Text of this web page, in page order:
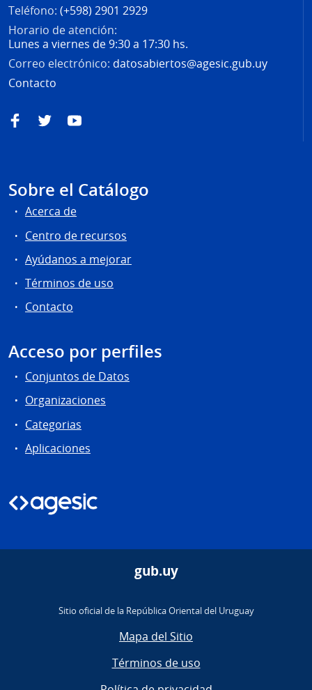
Teléfono: (+598) 2901 2929
Horario de atención:
Lunes a viernes de 9:30 a 17:30 hs.
Correo electrónico: datosabiertos@agesic.gub.uy
Contacto
FacebookTwitterYouTube
Sobre el Catálogo
Acerca de
Centro de recursos
Ayúdanos a mejorar
Términos de uso
Contacto
Acceso por perfiles
Conjuntos de Datos
Organizaciones
Categorias
Aplicaciones
gub.uy
Sitio oficial de la República Oriental del Uruguay
Mapa del Sitio
Términos de uso